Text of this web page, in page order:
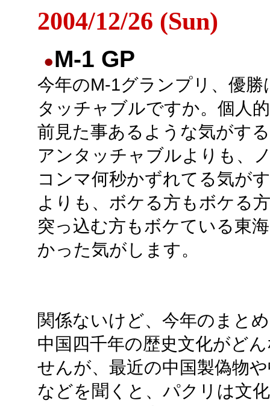
2004/12/26 (Sun)
●M-1 GP
今年のM-1グランプリ、優勝
タッチャブルですか。個人
前見た事あるような気がす
アンタッチャブルよりも、
コンマ何秒かずれてる気が
よりも、ボケる方もボケる
突っ込む方もボケている東
かった気がします。
関係ないけど、今年のまと
中国四千年の歴史文化がど
せんが、最近の中国製偽物
などを聞くと、パクリは文